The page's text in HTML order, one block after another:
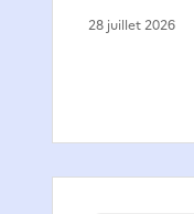
28 juillet 2026